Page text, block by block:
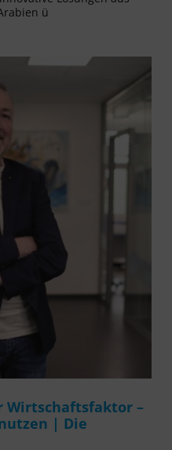
ü
Wirtschaftsfaktor –
| Die